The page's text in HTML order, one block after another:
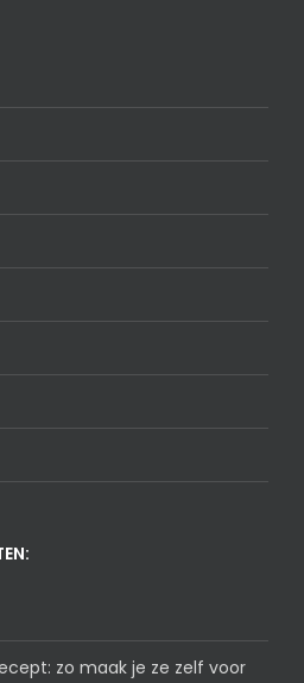
zo maak je ze zelf voor